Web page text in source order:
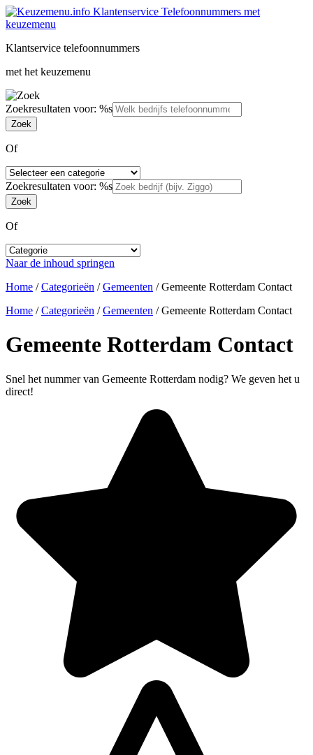
Klantservice telefoonnummers
met het keuzemenu
Zoekresultaten voor: %s
Of
Zoekresultaten voor: %s
Of
Naar de inhoud springen
Home /Categorieën /Gemeenten /Gemeente Rotterdam Contact
Home /Categorieën /Gemeenten /Gemeente Rotterdam Contact
Gemeente Rotterdam Contact
Snel het nummer van Gemeente Rotterdam nodig? We geven het u
direct!